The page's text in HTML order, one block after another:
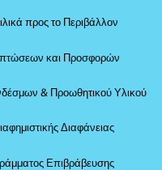
προς το Περιβάλλον
και Προσφορών
& Προωθητικού Υλικού
Διαφάνειας
Επιβράβευσης